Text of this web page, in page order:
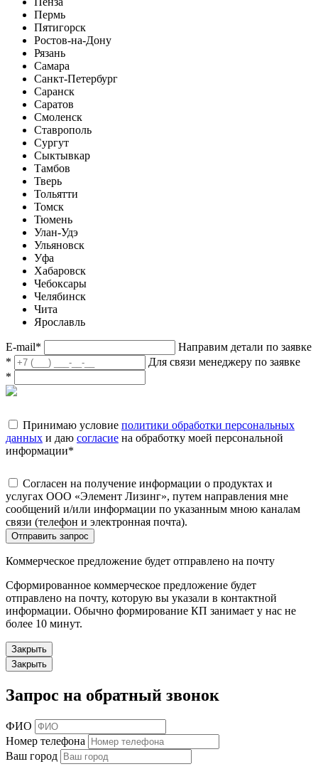
Пермь
Пятигорск
Ростов-на-Дону
Рязань
Самара
Санкт-Петербург
Саранск
Саратов
Смоленск
Ставрополь
Сургут
Сыктывкар
Тамбов
Тверь
Тольятти
Томск
Тюмень
Улан-Удэ
Ульяновск
Уфа
Хабаровск
Чебоксары
Челябинск
Чита
Ярославль
E-mail*
Направим детали по заявке
*
Для связи менеджеру по заявке
*
Принимаю условие политики обработки персональных
данных и даю согласие на обработку моей персональной
информации*
Согласен на получение информации о продуктах и
услугах ООО «Элемент Лизинг», путем направления мне
сообщений и/или информации по указанным мною каналам
связи (телефон и электронная почта).
Отправить запрос
Коммерческое предложение будет отправлено на почту
Сформированное коммерческое предложение будет
отправлено на почту, которую вы указали в контактной
информации. Обычно формирование КП занимает у нас не
более 10 минут.
Закрыть
Закрыть
Запрос на обратный звонок
ФИО
Номер телефона
Ваш город